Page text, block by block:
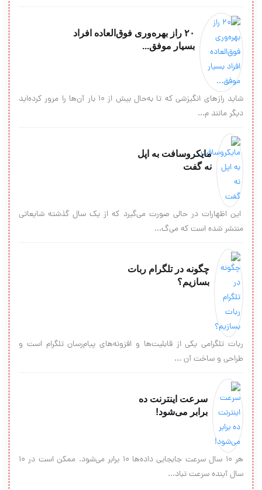
۲۰ راز بهره‌وری فوق‌العاده افراد
بسیار موفق...
شاید رازهای انگیزشی که تا به‌حال بیش از 10 بار آن‌ها را مرور کرده‌اید
دیگر مانند م...
مایکروسافت به اپل
نه گفت
این اظهارات در حالی صورت می‌گیرد که از یک سال گذشته شایعاتی
منتشر شده است که می‌گ...
چگونه در تلگرام ربات
بسازیم؟
ربات تلگرامی یکی از قابلیت‌ها و افزونه‌های پیام‌رسان تلگرام است و
طراحی و ساخت آن ...
سرعت اینترنت ده
برابر می‌شود!
هر 10 سال سرعت جابجایی داده‌ها 10 برابر می‌شود. ممکن است در 10
سال آینده سرعت تباد...